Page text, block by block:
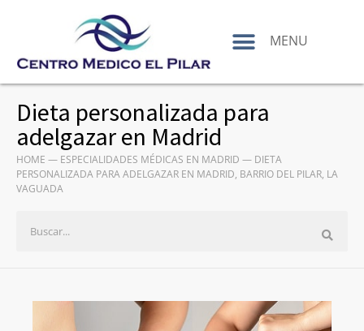
MENU
Dieta personalizada para
adelgazar en Madrid
HOME — ESPECIALIDADES MÉDICAS EN MADRID — DIETA
PERSONALIZADA PARA ADELGAZAR EN MADRID, BARRIO DEL PILAR, LA
VAGUADA